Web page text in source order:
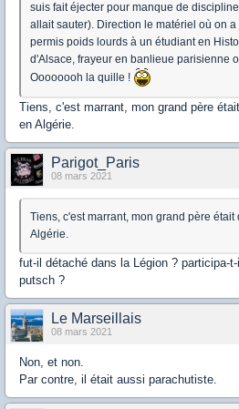
suis fait éjecter pour manque de
allait sauter). Direction le matériel où on
permis poids lourds à un étudiant en
d'Alsace, frayeur en banlieue parisienne
Oooooooh la quille !
Tiens, c'est marrant, mon grand père
en Algérie.
Parigot_Paris
08 mars 2021
Tiens, c'est marrant, mon grand père
Algérie.
fut-il détaché dans la Légion ? participa-
putsch ?
Le Marseillais
08 mars 2021
Non, et non.
Par contre, il était aussi parachutiste.